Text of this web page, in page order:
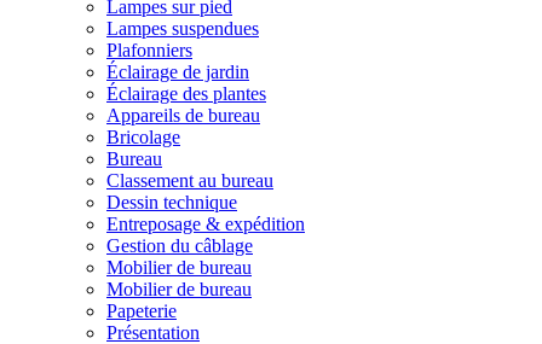
Lampes sur pied
Lampes suspendues
Plafonniers
Éclairage de jardin
Éclairage des plantes
Appareils de bureau
Bricolage
Bureau
Classement au bureau
Dessin technique
Entreposage & expédition
Gestion du câblage
Mobilier de bureau
Mobilier de bureau
Papeterie
Présentation